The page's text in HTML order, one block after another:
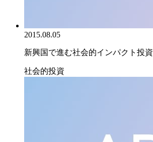
2015.08.05
新興国で進む社会的インパクト投資
社会的投資